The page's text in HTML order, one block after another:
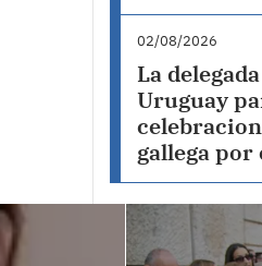
02/08/2026
La
Uruguay
gallega por